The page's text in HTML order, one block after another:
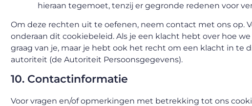
hieraan tegemoet, tenzij er gegronde redenen voor
Om deze rechten uit te oefenen, neem contact met ons op.
onderaan dit cookiebeleid. Als je een klacht hebt over hoe
graag van je, maar je hebt ook het recht om een klacht in te
autoriteit (de Autoriteit Persoonsgegevens).
10. Contactinformatie
Voor vragen en/of opmerkingen met betrekking tot ons